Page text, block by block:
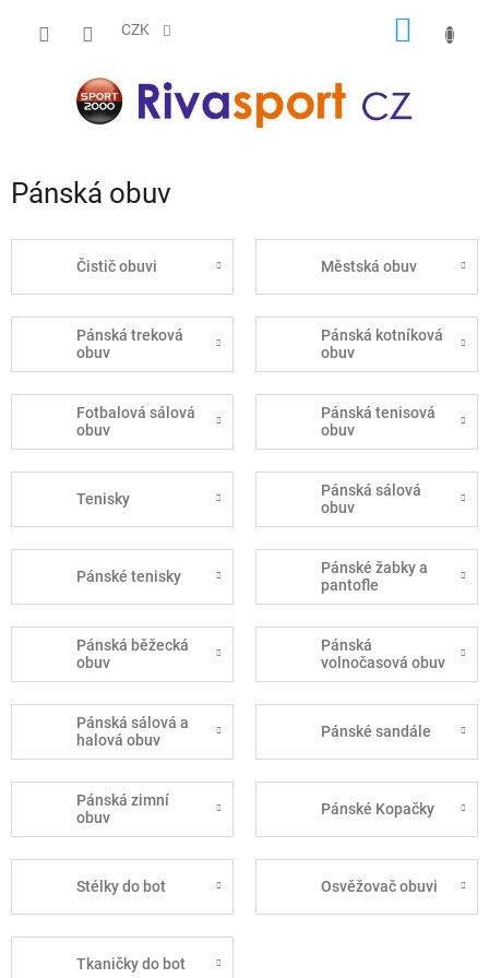
CZK
Pánská obuv
Čistič obuvi Městská obuv
Pánská treková
obuv
Pánská kotníková
obuv
Fotbalová sálová
obuv
Pánská tenisová
obuv
Tenisky
Pánská sálová
obuv
Pánské tenisky
Pánské žabky a
pantofle
Pánská běžecká
obuv
Pánská
volnočasová obuv
Pánská sálová a
halová obuv
Pánské sandále
Pánská zimní
obuv
Pánské Kopačky
Stélky do bot Osvěžovač obuvi
Tkaničky do bot